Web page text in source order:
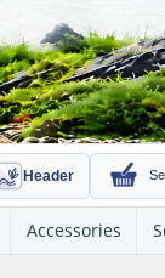
Header
Accessories